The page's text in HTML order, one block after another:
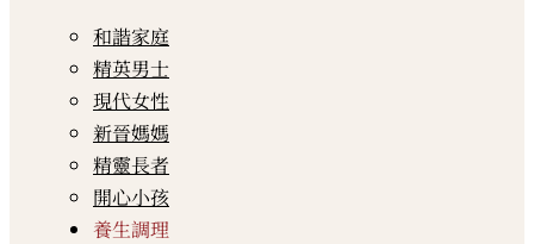
和諧家庭
精英男士
現代女性
新晉媽媽
精靈長者
開心小孩
養生調理